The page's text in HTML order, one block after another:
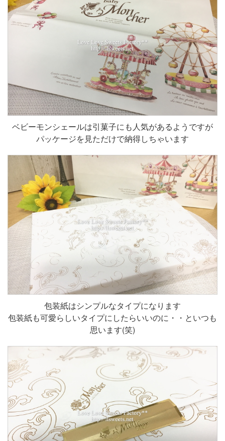
ベビーモンシェールは引菓子にも人気があるようですが
パッケージを見ただけで納得しちゃいます
包装紙はシンプルなタイプになります
包装紙も可愛らしいタイプにしたらいいのに・・といつも
思います(笑)